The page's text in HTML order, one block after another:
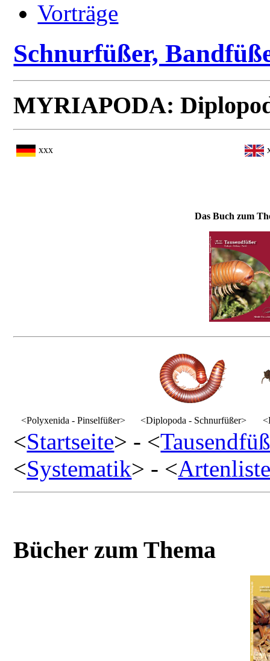
Vorträge
Schnurfüßer,
MYRIAPODA:
xxx
Das Buch zum
<Polyxenida - Pinselfüßer> <Diplopoda - Schnurfüßer>
<Startseite> - <
<Systematik> - <
Bücher zum Thema